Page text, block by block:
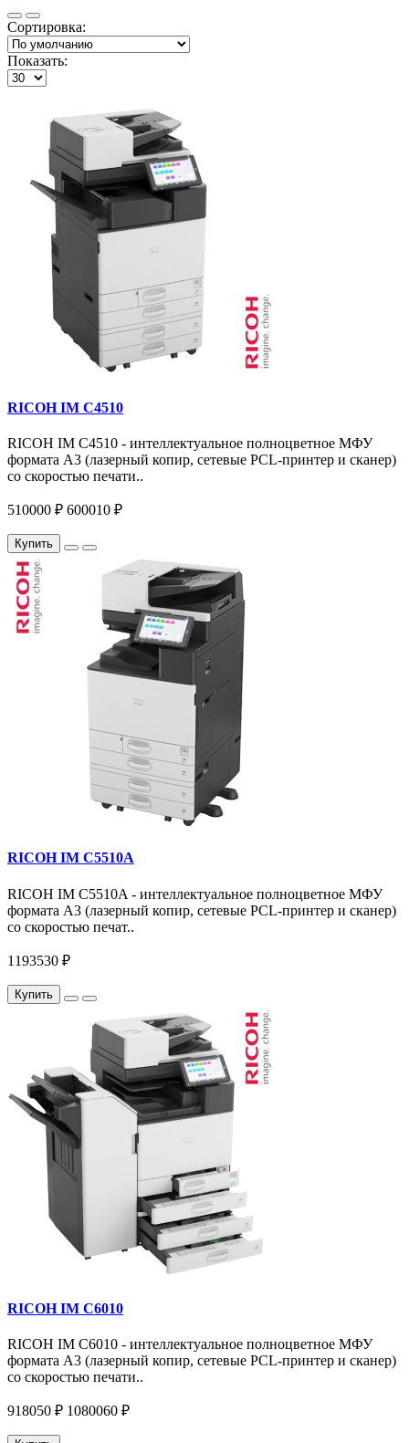
Сортировка:
Показать:
RICOH IM C4510
RICOH IM C4510 - интеллектуальное полноцветное МФУ
формата А3 (лазерный копир, сетевые PCL-принтер и сканер)
со скоростью печати..
510000 ₽ 600010 ₽
Купить
RICOH IM C5510A
RICOH IM C5510A - интеллектуальное полноцветное МФУ
формата А3 (лазерный копир, сетевые PCL-принтер и сканер)
со скоростью печат..
1193530 ₽
Купить
RICOH IM C6010
RICOH IM C6010 - интеллектуальное полноцветное МФУ
формата А3 (лазерный копир, сетевые PCL-принтер и сканер)
со скоростью печати..
918050 ₽ 1080060 ₽